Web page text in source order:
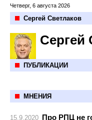
Четверг, 6 августа 2026
Сергей Светлаков
Сергей
ПУБЛИКАЦИИ
МНЕНИЯ
15.9.2020 Про РПЦ не